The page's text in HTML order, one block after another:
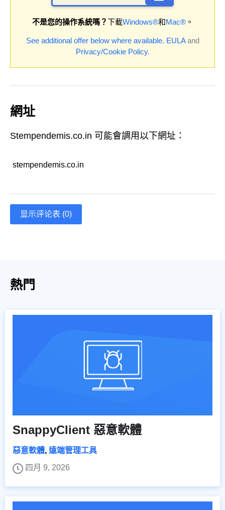
不是您的操作系統嗎？下載Windows®和Mac®。
See additional offer below where available. EULAand
Privacy/Cookie Policy.
網址
Stempendemis.co.in 可能會調用以下網址：
stempendemis.co.in
显示评论表 (0)
熱門
SnappyClient 惡意軟體
惡意軟體, 遠端管理工具
四月 9, 2026